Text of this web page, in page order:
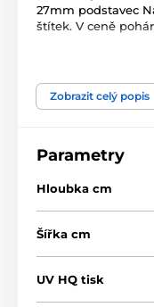
27mm podstavec
štítek. V ceně
Snowboard
Zobrazit celý popis
Parametry
Hloubka cm
Šířka cm
UV HQ tisk